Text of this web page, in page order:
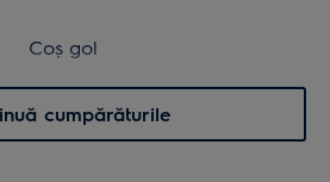
0
Coș gol
cumpărăturile